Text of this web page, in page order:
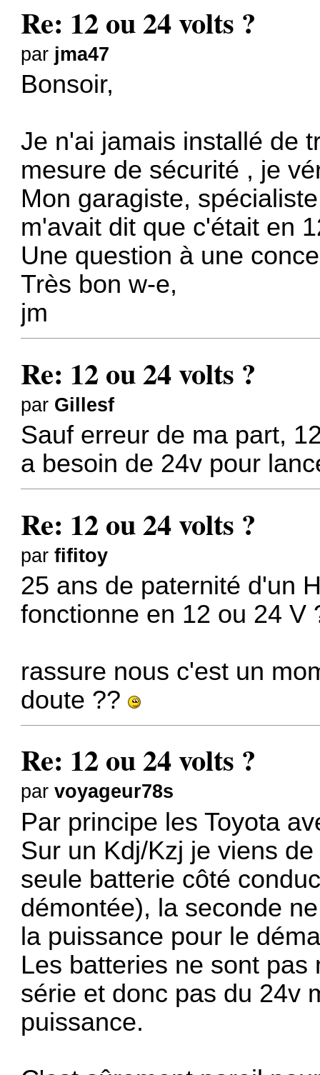
Re: 12 ou 24 volts ?
par jma47
Bonsoir,
Je n'ai jamais installé de
mesure de sécurité , je
Mon garagiste,
m'avait dit que c'était en
Une question à une
Très bon w-e,
jm
Re: 12 ou 24 volts ?
par Gillesf
Sauf erreur de ma part,
a besoin de 24v pour
Re: 12 ou 24 volts ?
parfifitoy
25 ans de paternité d'un
fonctionne en 12 ou 24 V
rassure nous c'est un
doute ??
Re: 12 ou 24 volts ?
parvoyageur78s
Par principe les Toyota
Sur un Kdj/Kzj je viens
seule batterie côté
démontée), la seconde
la puissance pour le
Les batteries ne sont
série et donc pas du 24v
puissance.